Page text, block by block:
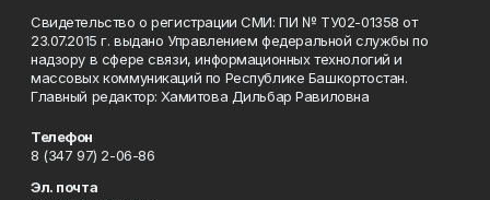
Свидетельство о регистрации СМИ: ПИ № ТУ02-01358 от
23.07.2015 г. выдано Управлением федеральной службы по
надзору в сфере связи, информационных технологий и
массовых коммуникаций по Республике Башкортостан.
Главный редактор: Хамитова Дильбар Равиловна
Телефон
8 (347 97) 2-06-86
Эл. почта